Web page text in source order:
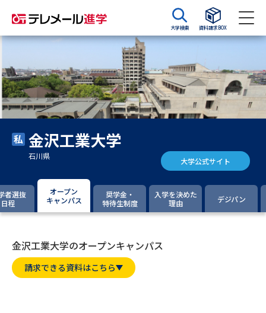
大学検索 資料請求BOX
資料検索
大学・短大の資料種類から請求
大学パンフ
集要項＆願書
大学入学共通テスト利用選抜の
過去問題集
専門学校の資料請求
金沢工業大学
石川県 大学公式サイト
者選抜
日程
オープン
キャンパス
奨学金・
特待生制度
入学を決めた
理由
デジパン
金沢工業大学のオープンキャンパス
請求できる資料はこちら